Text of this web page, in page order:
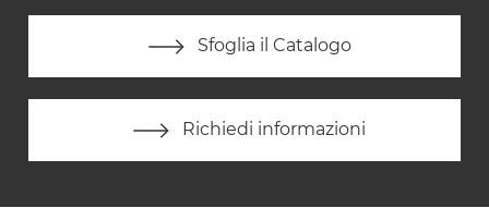
Sfoglia il Catalogo
Richiedi informazioni